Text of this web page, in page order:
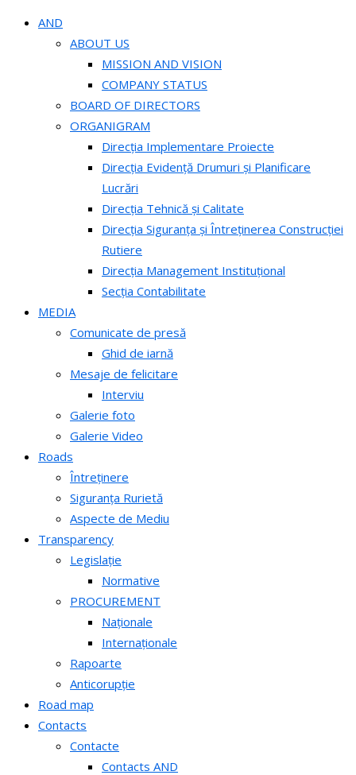
AND
ABOUT US
MISSION AND VISION
COMPANY STATUS
BOARD OF DIRECTORS
ORGANIGRAM
Direcția Implementare Proiecte
Direcția Evidență Drumuri și Planificare
Lucrări
Direcția Tehnică și Calitate
Direcția Siguranța și Întreținerea Construcției
Rutiere
Direcția Management Instituțional
Secția Contabilitate
MEDIA
Comunicate de presă
Ghid de iarnă
Mesaje de felicitare
Interviu
Galerie foto
Galerie Video
Roads
Întreținere
Siguranța Rurietă
Aspecte de Mediu
Transparency
Legislație
Normative
PROCUREMENT
Naționale
Internaționale
Rapoarte
Anticorupție
Road map
Contacts
Contacte
Contacts AND